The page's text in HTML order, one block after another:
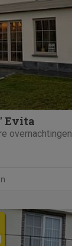
Evita
overnachtingen